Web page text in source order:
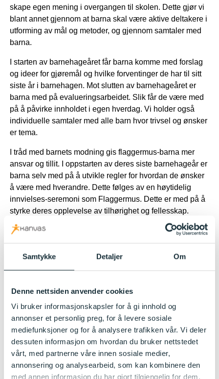
Samtykke Detaljer Om
Denne nettsiden anvender cookies
Vi bruker informasjonskapsler for å gi innhold og
annonser et personlig preg, for å levere sosiale
mediefunksjoner og for å analysere trafikken vår. Vi deler
dessuten informasjon om hvordan du bruker nettstedet
vårt, med partnerne våre innen sosiale medier,
annonsering og analysearbeid, som kan kombinere den
med annen informasjon du har gjort tilgjengelig for dem,
skape egen mening i overgangen til skolen. Dette gjør vi
blant annet gjennom at barna skal være aktive deltakere i
utforming av mål og metoder, og gjennom samtaler med
barna.
I starten av barnehageåret får barna komme med forslag
og ideer for gjøremål og hvilke forventinger de har til sitt
siste år i barnehagen. Mot slutten av barnehageåret er
barna med på evalueringsarbeidet. Slik får de være med
på å påvirke innholdet i egen hverdag. Vi holder også
individuelle samtaler med alle barn hvor trivsel og ønsker
er tema.
I tråd med barnets modning gis flaggermus-barna mer
ansvar og tillit. I oppstarten av deres siste barnehageår er
barna selv med på å utvikle regler for hvordan de ønsker
å være med hverandre. Dette følges av en høytidelig
innvielses-seremoni som Flaggermus. Dette er med på å
styrke deres opplevelse av tilhørighet og fellesskap.
Samtidig gir det barna mulighet for medvirkning på egen
hverdag.
Vi arbeider målrettet med at barna skal mestre å være
holde orden på egne ting, be om hjelp av venner og
hjelpe å andre. Som et ledd i dette har barna egen
tursekk, med drikke og mat, når de går på tur.
Tradisjoner og prosjektarbeid
Vi er opptatt av at barna som forlater Våkleivbrotet skal ha
tro på seg selv og sine evner, samtidig som de evner å se
andre og vise empati. Vi har mange aktiviteter gjennom